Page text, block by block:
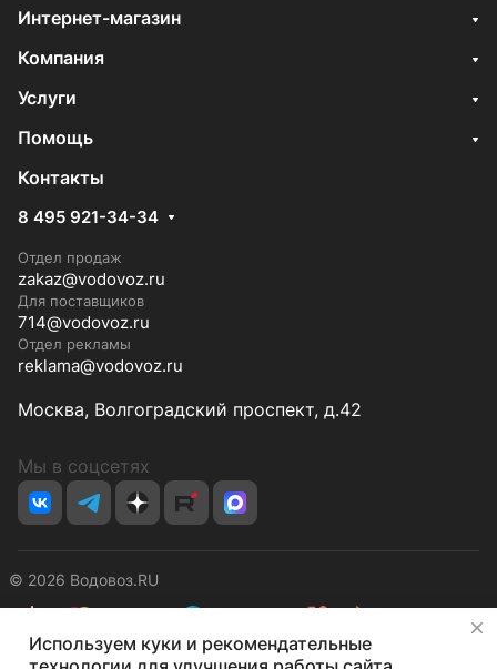
Интернет-магазин
Компания
Услуги
Помощь
Контакты
8 495 921-34-34
Отдел продаж
zakaz@vodovoz.ru
Для поставщиков
714@vodovoz.ru
Отдел рекламы
reklama@vodovoz.ru
Москва, Волгоградский проспект, д.42
Мы в соцсетях
© 2026 Водовоз.RU
КонфиденциальностьОферта
Используем куки и рекомендательные